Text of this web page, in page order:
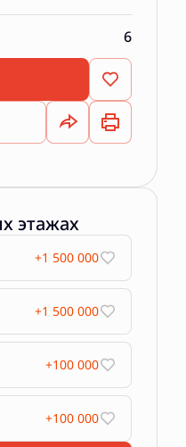
6
этажах
+1 500 000
+1 500 000
+100 000
+100 000